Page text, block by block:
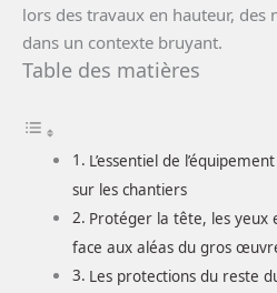
lors des travaux en hauteur, des
dans un contexte bruyant.
Table des matières
L’essentiel de
sur les chantiers
Protéger la tête, les yeux
face aux aléas du gros
Les protections du reste